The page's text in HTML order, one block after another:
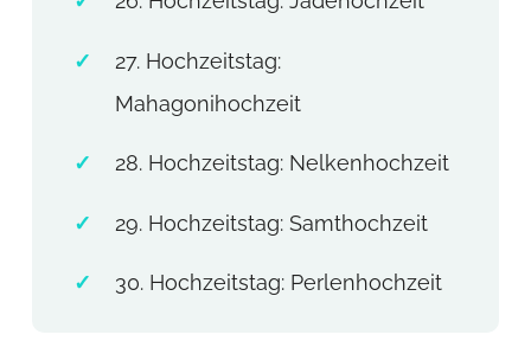
27. Hochzeitstag:
Mahagonihochzeit
28. Hochzeitstag: Nelkenhochzeit
29. Hochzeitstag: Samthochzeit
30. Hochzeitstag: Perlenhochzeit